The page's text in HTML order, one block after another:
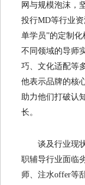
网与规模泡沫，
投行MD等行业
单学员”的定制
不同领域的导师
巧、文化适配等
他表示品牌的核
助力他们打破认
长。
谈及行业现
职辅导行业面临
师、注水offer等